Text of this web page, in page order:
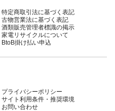
特定商取引法に基づく表記
古物営業法に基づく表記
酒類販売管理者標識の掲示
家電リサイクルについて
BtoB掛け払い申込
プライバシーポリシー
サイト利用条件・推奨環境
お問い合わせ